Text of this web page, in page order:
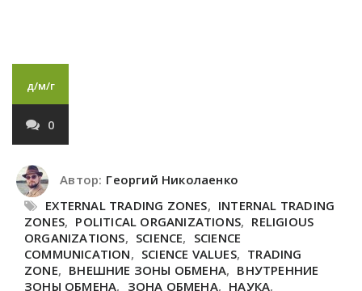
д/м/г
0
Автор: Георгий Николаенко
EXTERNAL TRADING ZONES, INTERNAL TRADING
ZONES, POLITICAL ORGANIZATIONS, RELIGIOUS
ORGANIZATIONS, SCIENCE, SCIENCE
COMMUNICATION, SCIENCE VALUES, TRADING
ZONE, ВНЕШНИЕ ЗОНЫ ОБМЕНА, ВНУТРЕННИЕ
ЗОНЫ ОБМЕНА, ЗОНА ОБМЕНА, НАУКА,